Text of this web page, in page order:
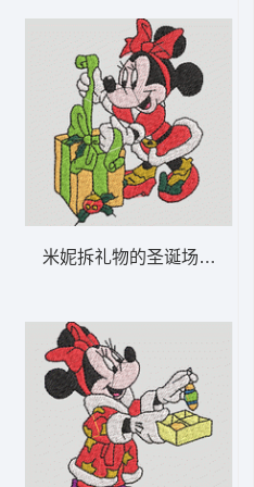
潜芙蓉花-DST格式
米妮拆礼物的圣诞场景 米